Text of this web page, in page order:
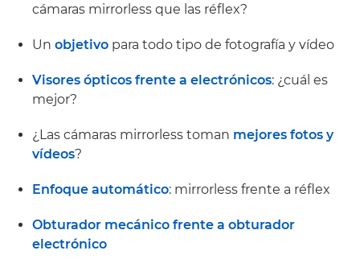
cámaras mirrorless que las réflex?
Un objetivo para todo tipo de fotografía y vídeo
Visores ópticos frente a electrónicos: ¿cuál es
mejor?
¿Las cámaras mirrorless toman mejores fotos y
vídeos?
Enfoque automático: mirrorless frente a réflex
Obturador mecánico frente a obturador
electrónico